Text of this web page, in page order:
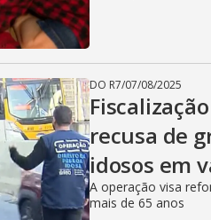
DO R7/07/08/2025
recusa de
idosos em
A operação visa
mais de 65 anos